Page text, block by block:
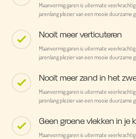
Maanvormig garen is uitermate
jarenlang plezier van een mooie duurzame
Nooit meer verticuteren
Maanvormig garen is uitermate
jarenlang plezier van een mooie duurzame
Nooit meer zand in het
Maanvormig garen is uitermate
jarenlang plezier van een mooie duurzame
Geen groene vlekken in je
Maanvormig garen is uitermate